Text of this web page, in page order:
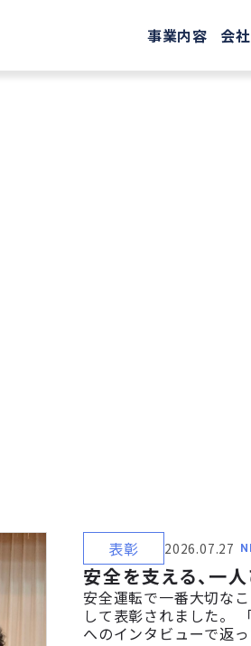
事業内容 会
表彰 2026.07.27
安全を支える、一
安全運転で一番大切な
して表彰されました。
へのインタビューで返